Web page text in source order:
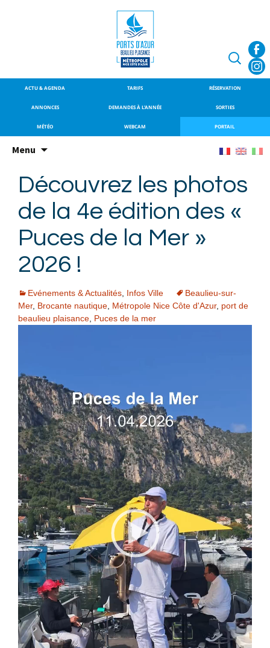
Port de Beaulieu-
sur-Mer
SITE OFFICIEL DU PORT DE
BEAULIEU-SUR-MER
ACTU & AGENDA TARIFS RÉSERVATION
ANNONCES DEMANDES À L’ANNÉE SORTIES
MÉTÉO WEBCAM PORTAIL
Menu
principal
Découvrez les photos
de la 4e édition des «
Puces de la Mer »
2026 !
Evénements & Actualités Infos Ville
Beaulieu-sur-
Mer, Brocante nautique Métropole Nice Côte d'Azur, port de
beaulieu plaisance Puces de la mer